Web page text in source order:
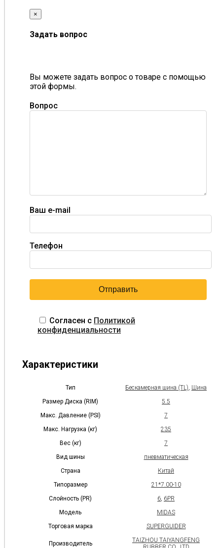
×
Задать вопрос
Вы можете задать вопрос о товаре с помощью
этой формы.
Вопрос
Ваш e-mail
Телефон
Согласен с Политикой
конфиденциальности
Характеристики
Тип Бескамерная шина (TL), Шина
Размер Диска (RIM)
5.5
Макс. Давление (PSI)
7
Макс. Нагрузка (кг)
235
Вес (кг)
7
Вид шины
пневматическая
Страна
Китай
Типоразмер
21*7.00-10
Слойность (PR)
6, 6PR
Модель
MIDAS
Торговая марка
SUPERGUIDER
Производитель
TAIZHOU TAIYANGFENG